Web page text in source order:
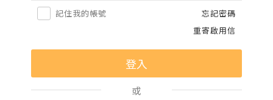
記住我的帳號
忘記密碼
重寄啟用信
或